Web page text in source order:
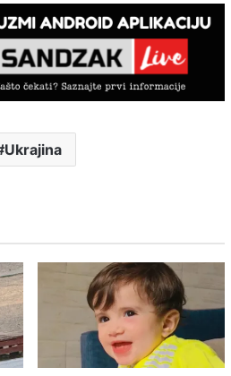
Ukrajina